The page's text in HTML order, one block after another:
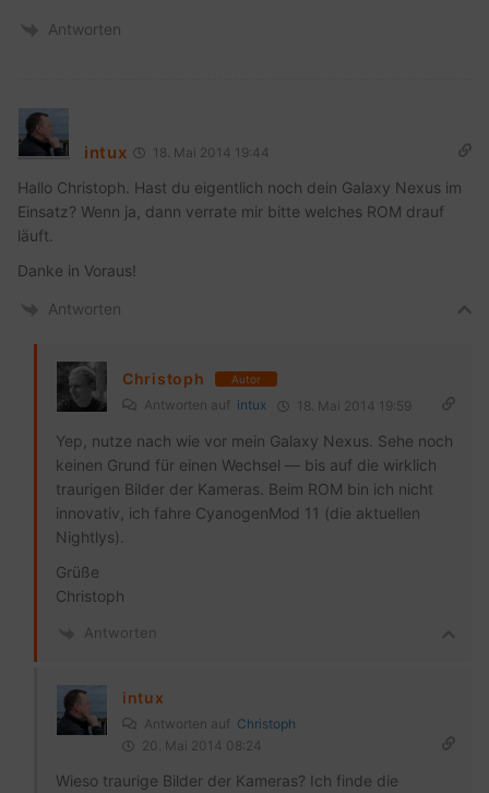
Antworten
intux 18. Mai 2014 19:44
Hallo Christoph. Hast du eigentlich noch dein Galaxy Nexus im
Einsatz? Wenn ja, dann verrate mir bitte welches ROM drauf
läuft.
Danke in Voraus!
Antworten
Christoph Autor
Antworten auf intux 18. Mai 2014 19:59
Yep, nutze nach wie vor mein Galaxy Nexus. Sehe noch
keinen Grund für einen Wechsel — bis auf die wirklich
traurigen Bilder der Kameras. Beim ROM bin ich nicht
innovativ, ich fahre CyanogenMod 11 (die aktuellen
Nightlys).
Grüße
Christoph
Antworten
intux
Antworten auf Christoph
20. Mai 2014 08:24
Wieso traurige Bilder der Kameras? Ich finde die